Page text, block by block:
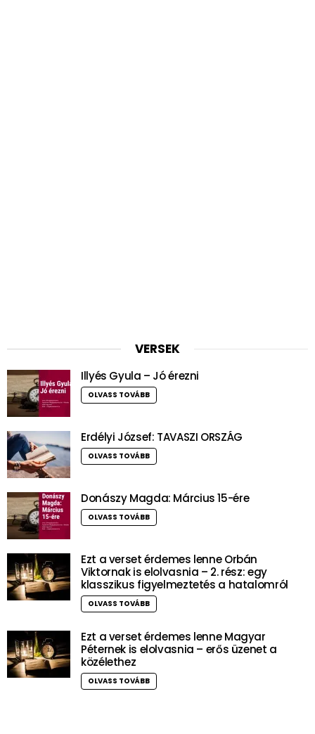
VERSEK
Illyés Gyula – Jó érezni
OLVASS TOVÁBB
Erdélyi József: TAVASZI ORSZÁG
OLVASS TOVÁBB
Donászy Magda: Március 15-ére
OLVASS TOVÁBB
Ezt a verset érdemes lenne Orbán
Viktornak is elolvasnia – 2. rész: egy
klasszikus figyelmeztetés a hatalomról
OLVASS TOVÁBB
Ezt a verset érdemes lenne Magyar
Péternek is elolvasnia – erős üzenet a
közélethez
OLVASS TOVÁBB